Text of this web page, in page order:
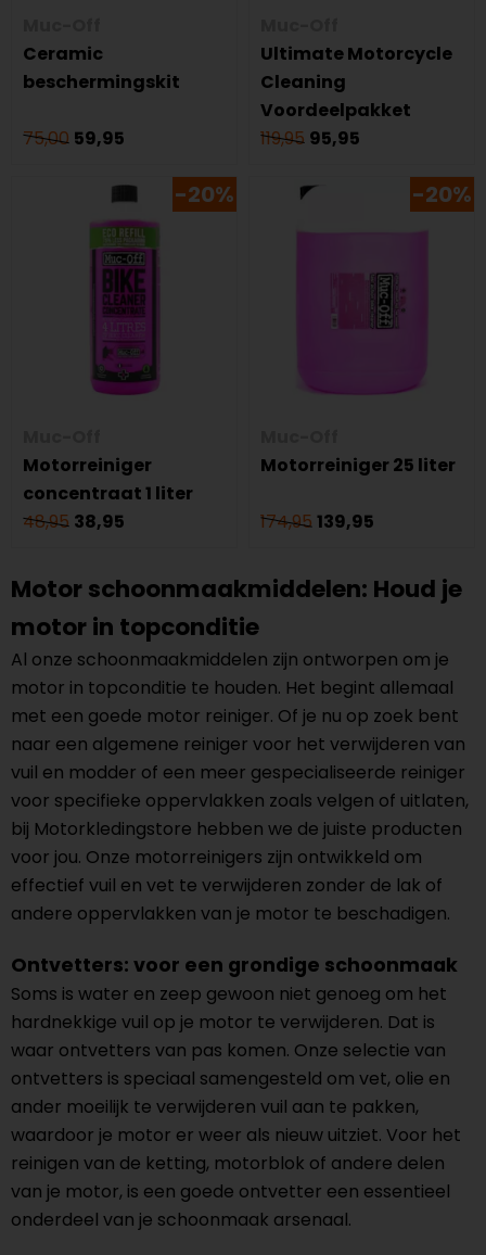
Ceramic
beschermingskit
75,00 59,95
Ultimate Motorcycle
Cleaning
Voordeelpakket
119,95 95,95
-20%
Motorreiniger
concentraat 1 liter
48,95 38,95
-20%
Motorreiniger 25 liter
174,95139,95
Motor schoonmaakmiddelen: Houd je
motor in topconditie
Al onze schoonmaakmiddelen zijn ontworpen om je
motor in topconditie te houden. Het begint allemaal
met een goede motor reiniger. Of je nu op zoek bent
naar een algemene reiniger voor het verwijderen van
vuil en modder of een meer gespecialiseerde reiniger
voor specifieke oppervlakken zoals velgen of uitlaten,
bij Motorkledingstore hebben we de juiste producten
voor jou. Onze motorreinigers zijn ontwikkeld om
effectief vuil en vet te verwijderen zonder de lak of
andere oppervlakken van je motor te beschadigen.
Ontvetters: voor een grondige schoonmaak
Soms is water en zeep gewoon niet genoeg om het
hardnekkige vuil op je motor te verwijderen. Dat is
waar ontvetters van pas komen. Onze selectie van
ontvetters is speciaal samengesteld om vet, olie en
ander moeilijk te verwijderen vuil aan te pakken,
waardoor je motor er weer als nieuw uitziet. Voor het
reinigen van de ketting, motorblok of andere delen
van je motor, is een goede ontvetter een essentieel
onderdeel van je schoonmaak arsenaal.